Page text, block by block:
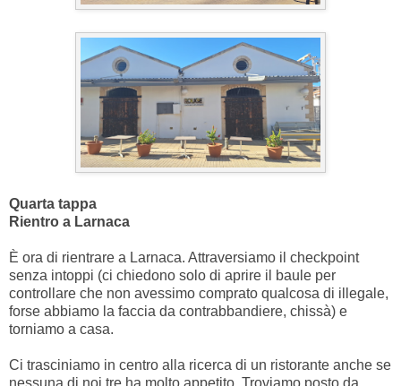
Quarta tappa
Rientro a Larnaca
È ora di rientrare a Larnaca. Attraversiamo il checkpoint
senza intoppi (ci chiedono solo di aprire il baule per
controllare che non avessimo comprato qualcosa di illegale,
forse abbiamo la faccia da contrabbandiere, chissà) e
torniamo a casa.
Ci trasciniamo in centro alla ricerca di un ristorante anche se
nessuna di noi tre ha molto appetito. Troviamo posto da